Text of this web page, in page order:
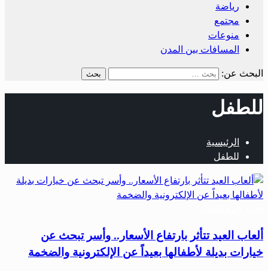
رياضة
مجتمع
منوعات
المسافات بين المدن
البحث عن:
للطفل
الرئيسية
للطفل
ألعاب العيد تتأثر بارتفاع الأسعار.. وأسر تبحث عن
خيارات بديلة لأطفالها بعيداً عن الإلكترونية والضخمة